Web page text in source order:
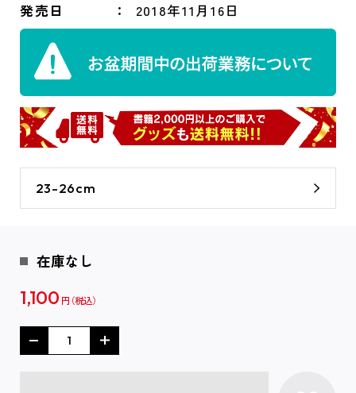
発売日 2018年11月16日
23-26cm
在庫なし
1,100 円